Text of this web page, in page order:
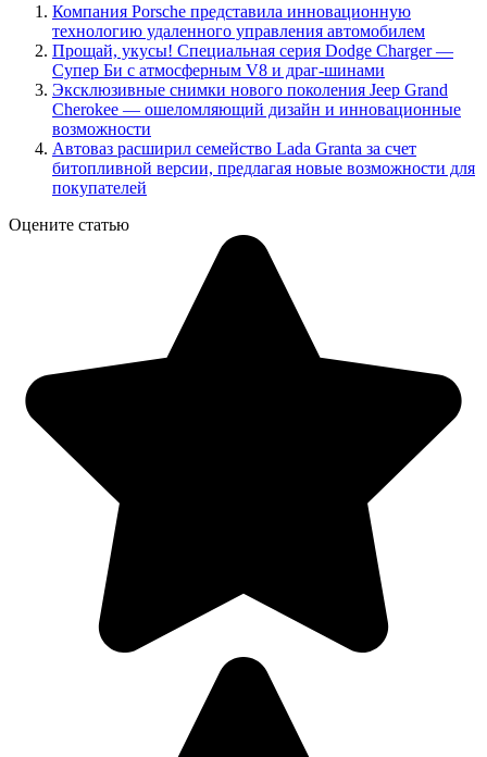
Компания Porsche представила инновационную
технологию удаленного управления автомобилем
Прощай, укусы! Специальная серия Dodge Charger —
Супер Би с атмосферным V8 и драг-шинами
Эксклюзивные снимки нового поколения Jeep Grand
Cherokee — ошеломляющий дизайн и инновационные
возможности
Автоваз расширил семейство Lada Granta за счет
битопливной версии, предлагая новые возможности для
покупателей
Оцените статью